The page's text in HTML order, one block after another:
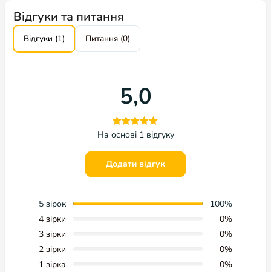
Відгуки та питання
Відгуки (1) Питання (0)
5,0
На основі 1 відгуку
Додати відгук
5 зірок
100%
4 зірки
0%
3 зірки
0%
2 зірки
0%
1 зірка
0%